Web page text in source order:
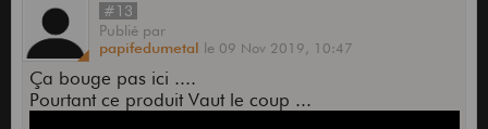
#13
Publié par
papifedumetal le 09 Nov 2019, 10:47
Ça bouge pas ici ....
Pourtant ce produit Vaut le coup ...